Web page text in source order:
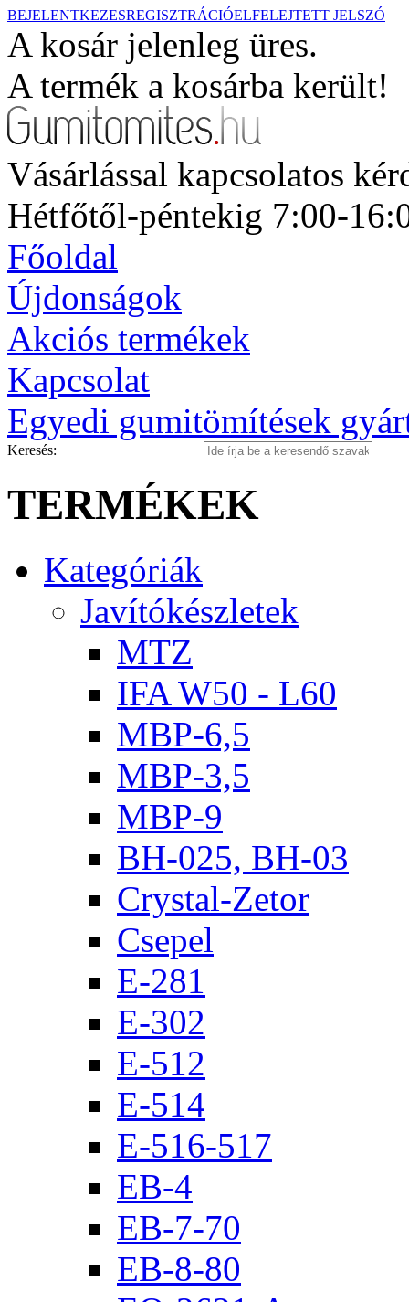
BEJELENTKEZESREGISZTRÁCIÓELFELEJTETT JELSZÓ
A kosár jelenleg üres.
A termék a kosárba került!
Vásárlással kapcsolatos
Hétfőtől-péntekig 7:00-
Főoldal
Újdonságok
Akciós termékek
Kapcsolat
Egyedi gumitömítések
Keresés:
TERMÉKEK
Kategóriák
Javítókészletek
MTZ
IFA W50 - L60
MBP-6,5
MBP-3,5
MBP-9
BH-025, BH-03
Crystal-Zetor
Csepel
E-281
E-302
E-512
E-514
E-516-517
EB-4
EB-7-70
EB-8-80